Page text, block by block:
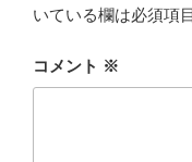
いている欄は必須項
コメント ※